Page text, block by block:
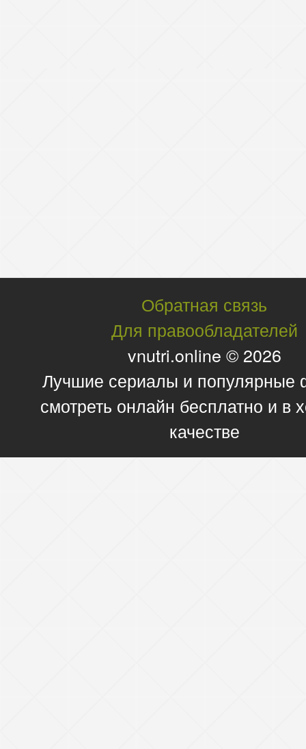
Обратная связь
Для правообладателей
vnutri.online © 2026
Лучшие сериалы и
смотреть онлайн бесплатно и в
качестве